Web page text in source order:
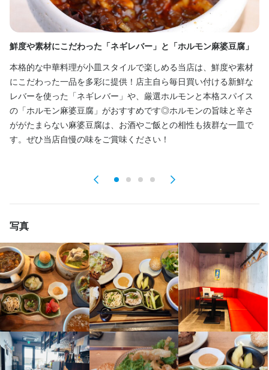
鮮度や素材にこだわった「ネギレバー」と「ホルモン麻婆豆腐」
本格的な中華料理が小皿スタイルで楽しめる当店は、鮮度や素材
にこだわった一品を多彩に提供！店主自ら毎日買い付ける新鮮な
レバーを使った「ネギレバー」や、厳選ホルモンと本格スパイス
の「ホルモン麻婆豆腐」がおすすめです◎ホルモンの旨味と辛さ
ががたまらない麻婆豆腐は、お酒やご飯との相性も抜群な一皿で
す。ぜひ当店自慢の味をご賞味ください！
写真
麺、点心の調理
この仕事のおすすめポイント
【未経験歓迎・スキルアップ可能】
学歴や経験は一切不問。小規模な個人経営店なので、調理や接客
をイチから丁寧に学べます。フリーターの方や飲食未経験の方も
安心してスタートでき、将来独立を目指す方にもピッタリの環境
です。
頑張り次第で昇給あり！給与は手渡しOKで、日々の努力がきちん
と反映されます。まかないや食事補助も充実。制服貸与のほか、
髪型・ひげ・ネイル・ピアスも自由なので、自分らしく働けま
【柔軟シフトでプライベート充実】
平日のみ・土日祝のみ・ランチタイムのみなど、ライフスタイル
に合わせてシフトが選べます。終電も考慮、週2日からOKなの
で、ダブルワークや副業も大歓迎。毎回希望の時間や曜日を選べ
る自由シフト制です。
身に付くスキル
包丁さばき 肉の知識 魚の知識 野菜の知識
サービスマナー